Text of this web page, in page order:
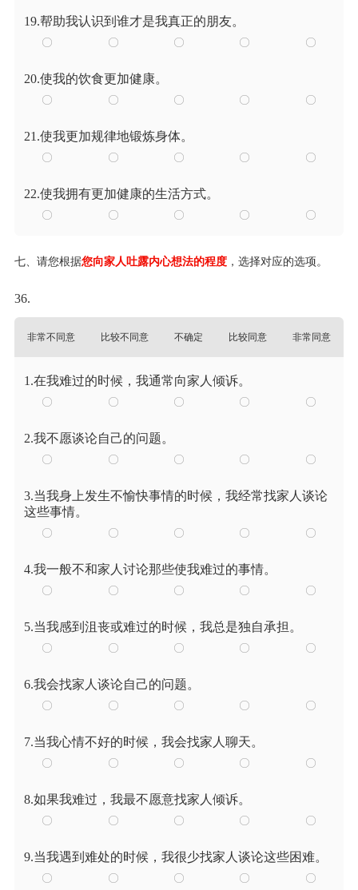
19.帮助我认识到谁才是我真正的朋友。
20.使我的饮食更加健康。
21.使我更加规律地锻炼身体。
22.使我拥有更加健康的生活方式。
七、请您根据您向家人吐露内心想法的程度 ，选择对应的选项。
36.
非常不同意 比较不同意 不确定 比较同意 非常同意
1.在我难过的时候，我通常向家人倾诉。
2.我不愿谈论自己的问题。
3.当我身上发生不愉快事情的时候，我经常找家人谈论
这些事情。
4.我一般不和家人讨论那些使我难过的事情。
5.当我感到沮丧或难过的时候，我总是独自承担。
6.我会找家人谈论自己的问题。
7.当我心情不好的时候，我会找家人聊天。
8.如果我难过，我最不愿意找家人倾诉。
9.当我遇到难处的时候，我很少找家人谈论这些困难。